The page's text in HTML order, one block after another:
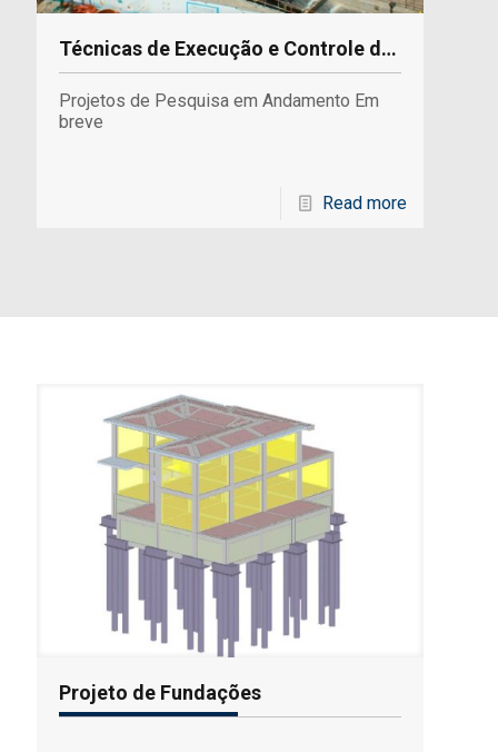
Técnicas de Execução e Controle de Fundações e Contenções
Projetos de Pesquisa em Andamento Em
breve
Read more
Projeto de Fundações